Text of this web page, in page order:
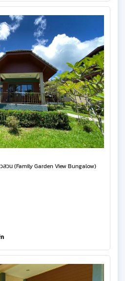
สวน (Family Garden View Bungalow)